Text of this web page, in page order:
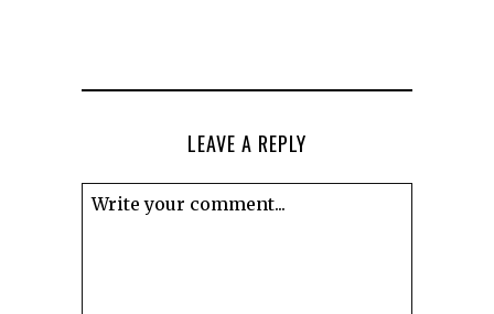
LEAVE A REPLY